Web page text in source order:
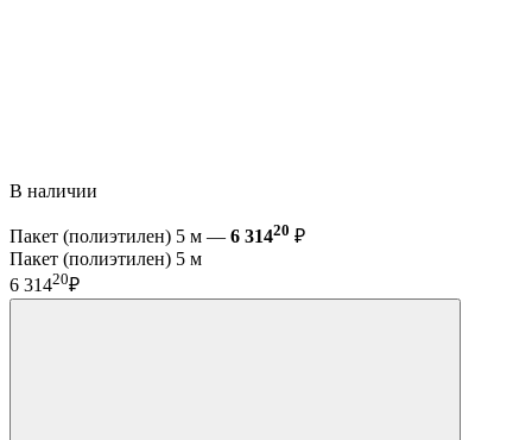
В наличии
Пакет (полиэтилен) 5 м — 6 31420 ₽
Пакет (полиэтилен) 5 м
6 31420₽